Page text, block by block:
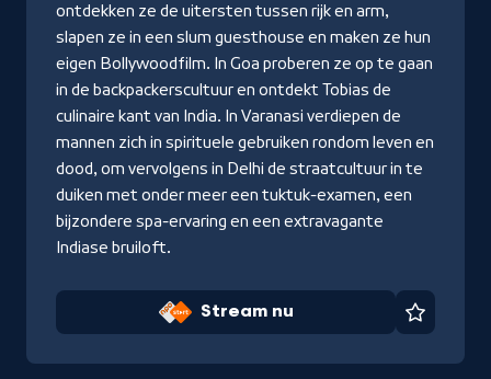
ontdekken ze de uitersten tussen rijk en arm,
slapen ze in een slum guesthouse en maken ze hun
eigen Bollywoodfilm. In Goa proberen ze op te gaan
in de backpackerscultuur en ontdekt Tobias de
culinaire kant van India. In Varanasi verdiepen de
mannen zich in spirituele gebruiken rondom leven en
dood, om vervolgens in Delhi de straatcultuur in te
duiken met onder meer een tuktuk-examen, een
bijzondere spa-ervaring en een extravagante
Indiase bruiloft.
Stream nu